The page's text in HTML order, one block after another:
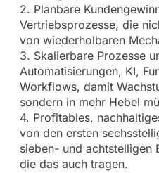
2. Planbare
Vertriebsprozesse, die
von wiederholbaren
3. Skalierbare Prozesse
Automatisierungen, KI,
Workflows, damit
sondern in mehr Hebel
4. Profitables,
von den ersten
sieben- und achtstelligen
die das auch tragen.